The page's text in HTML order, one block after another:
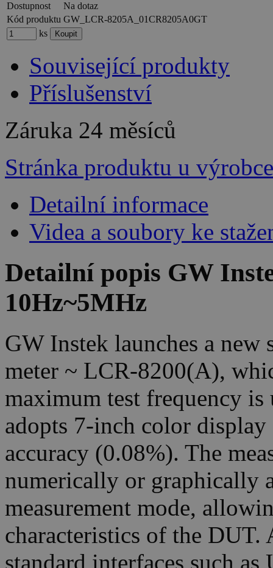
Dostupnost
Na dotaz
Kód produktu GW_LCR-8205A_01CR8205A0GT
ks
Související produkty
Příslušenství
Záruka 24 měsíců
Stránka produktu u výrobce
Detailní informace
Videa a soubory ke
Detailní popis GW
10Hz~5MHz
GW Instek launches a
meter ~ LCR-8200(A),
maximum test frequency
adopts 7-inch color display
accuracy (0.08%). The
numerically or graphically
measurement mode,
characteristics of the DUT.
standard interfaces such